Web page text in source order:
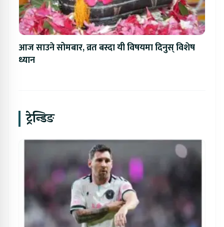
आज साउने सोमबार, व्रत बस्दा यी विषयमा दिनुस् विशेष
ध्यान
ट्रेन्डिङ